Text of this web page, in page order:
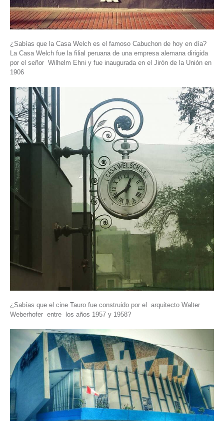
¿Sabías que la Casa Welch es el famoso Cabuchon de hoy en día?
La Casa Welch fue la filial peruana de una empresa alemana dirigida
por el señor Wilhelm Ehni y fue inaugurada en el Jirón de la Unión en
1906
¿Sabías que el cine Tauro fue construido por el arquitecto Walter
Weberhofer entre los años 1957 y 1958?